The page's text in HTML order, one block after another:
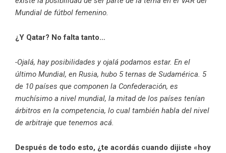
Mundial de fútbol femenino.
¿Y Qatar? No falta tanto…
-Ojalá, hay posibilidades y ojalá podamos estar. En el
último Mundial, en Rusia, hubo 5 ternas de Sudamérica. 5
de 10 países que componen la Confederación, es
muchísimo a nivel mundial, la mitad de los países tenían
árbitros en la competencia, lo cual también habla del nivel
de arbitraje que tenemos acá.
Después de todo esto, ¿te acordás cuando dijiste «hoy